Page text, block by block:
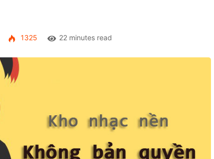
1325 22 minutes read